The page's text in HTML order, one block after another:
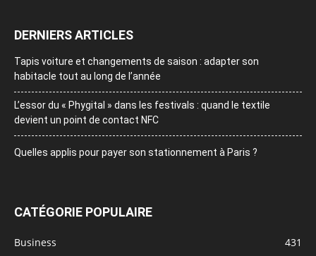
DERNIERS ARTICLES
Tapis voiture et changements de saison : adapter son
habitacle tout au long de l’année
L’essor du « Phygital » dans les festivals : quand le textile
devient un point de contact NFC
Quelles applis pour payer son stationnement à Paris ?
CATÉGORIE POPULAIRE
Business
431